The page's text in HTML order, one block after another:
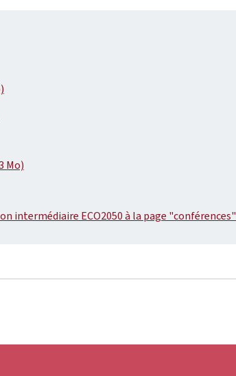
Mo)
intermédiaire ECO2050 à la page "conférences"